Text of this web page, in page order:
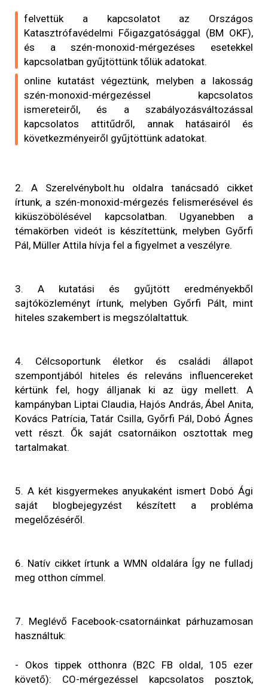
felvettük a kapcsolatot az Országos
Katasztrófavédelmi Főigazgatósággal (BM OKF),
és a szén-monoxid-mérgezéses esetekkel
kapcsolatban gyűjtöttünk tőlük adatokat.
online kutatást végeztünk, melyben a lakosság
szén-monoxid-mérgezéssel kapcsolatos
ismereteiről, és a szabályozásváltozással
kapcsolatos attitűdről, annak hatásairól és
következményeiről gyűjtöttünk adatokat.
2. A Szerelvénybolt.hu oldalra tanácsadó cikket
írtunk, a szén-monoxid-mérgezés felismerésével és
kiküszöbölésével kapcsolatban. Ugyanebben a
témakörben videót is készítettünk, melyben Győrfi
Pál, Müller Attila hívja fel a figyelmet a veszélyre.
3. A kutatási és gyűjtött eredményekből
sajtóközleményt írtunk, melyben Győrfi Pált, mint
hiteles szakembert is megszólaltattuk.
4. Célcsoportunk életkor és családi állapot
szempontjából hiteles és releváns influencereket
kértünk fel, hogy álljanak ki az ügy mellett. A
kampányban Liptai Claudia, Hajós András, Ábel Anita,
Kovács Patrícia, Tatár Csilla, Győrfi Pál, Dobó Ágnes
vett részt. Ők saját csatornáikon osztottak meg
tartalmakat.
5. A két kisgyermekes anyukaként ismert Dobó Ági
saját blogbejegyzést készített a probléma
megelőzéséről.
6. Natív cikket írtunk a WMN oldalára Így ne fulladj
meg otthon címmel.
7. Meglévő Facebook-csatornáinkat párhuzamosan
használtuk:
- Okos tippek otthonra (B2C FB oldal, 105 ezer
követő): CO-mérgezéssel kapcsolatos posztok,